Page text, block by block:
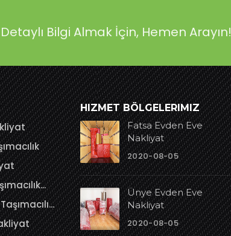
Bilgi Almak İçin, Hemen Arayın!
HIZMET BÖLGELERIMIZ
Fatsa Evden Eve
Nakliyat
2020-08-05
Ünye Evden Eve
Nakliyat
2020-08-05